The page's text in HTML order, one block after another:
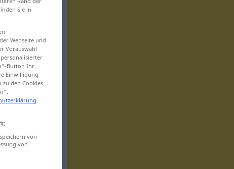
Sie in
Webseite und
Vorauswahl
Button Ihr
Einwilligung
den Cookies
.
von
von